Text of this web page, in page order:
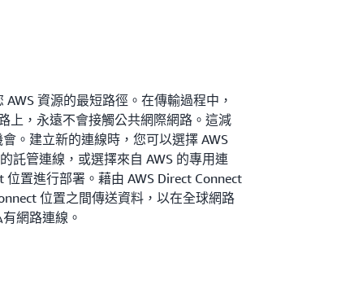
資源的最短路徑。在傳輸過程中，
上，永遠不會接觸公共網際網路。這減
。建立新的連線時，您可以選擇 AWS
託管連線，或選擇來自 AWS 的專用連
位置進行部署。藉由 AWS Direct Connect
位置之間傳送資料，以在全球網路
網路連線。